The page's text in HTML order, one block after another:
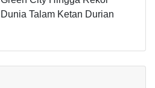
Dunia Talam Ketan Durian